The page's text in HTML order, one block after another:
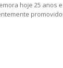
hoje 25